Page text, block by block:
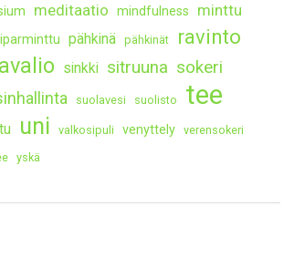
meditaatio mindfulness minttu
pähkinä pähkinät ravinto
sinkki sitruuna sokeri
suolavesi suolisto tee
uni valkosipuli venyttely
verensokeri
yskä